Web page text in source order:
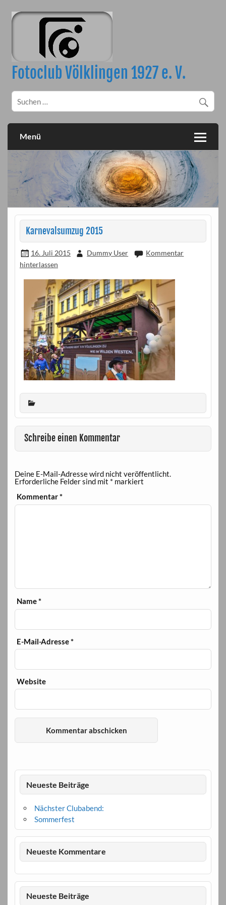
content
Fotoclub Völklingen 1927 e. V.
Menü
Karnevalsumzug 2015
16. Juli 2015 Dummy User
Kommentar
hinterlassen
Schreibe einen Kommentar
Deine E-Mail-Adresse wird nicht veröffentlicht.
Erforderliche Felder sind mit * markiert
Kommentar*
Name*
E-Mail-Adresse*
Website
Neueste Beiträge
Nächster Clubabend:
Sommerfest
Neueste Kommentare
Neueste Beiträge